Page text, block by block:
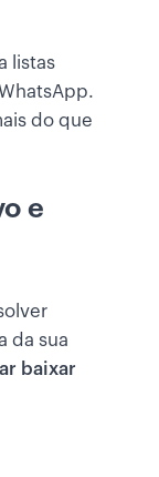
listas
do que
e
da sua
baixar